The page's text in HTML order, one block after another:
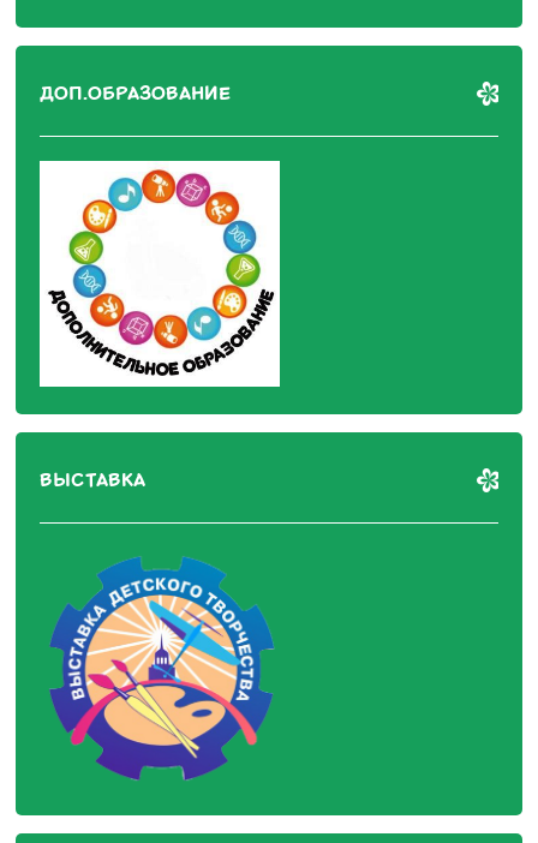
ДОП.ОБРАЗОВАНИЕ
ВЫСТАВКА